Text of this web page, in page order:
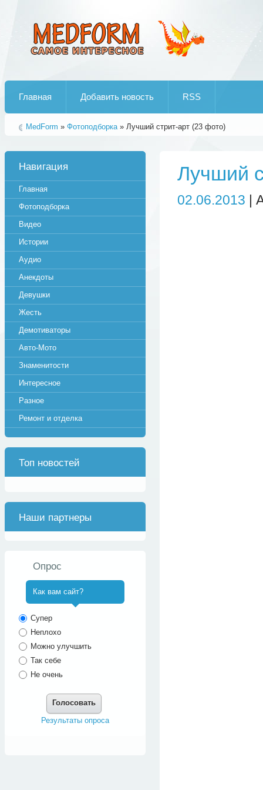
Главная Добавить новость RSS
MedForm » Фотоподборка» Лучший стрит-арт (23 фото)
Лучший
02.06.2013 |
Навигация
Главная
Фотоподборка
Видео
Истории
Аудио
Анекдоты
Девушки
Жесть
Демотиваторы
Авто-Мото
Знаменитости
Интересное
Разное
Ремонт и отделка
Топ новостей
Наши партнеры
Опрос
Как вам сайт?
Супер
Неплохо
Можно улучшить
Так себе
Не очень
Голосовать
Результаты опроса